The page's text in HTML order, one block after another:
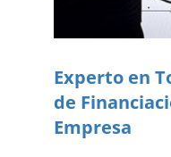
Experto en
de
Empresa